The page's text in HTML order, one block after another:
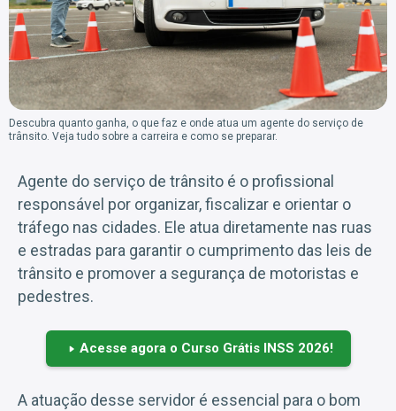
Descubra quanto ganha, o que faz e onde atua um agente do serviço de
trânsito. Veja tudo sobre a carreira e como se preparar.
Agente do serviço de trânsito é o profissional
responsável por organizar, fiscalizar e orientar o
tráfego nas cidades. Ele atua diretamente nas ruas
e estradas para garantir o cumprimento das leis de
trânsito e promover a segurança de motoristas e
pedestres.
Acesse agora o Curso Grátis INSS 2026!
A atuação desse servidor é essencial para o bom